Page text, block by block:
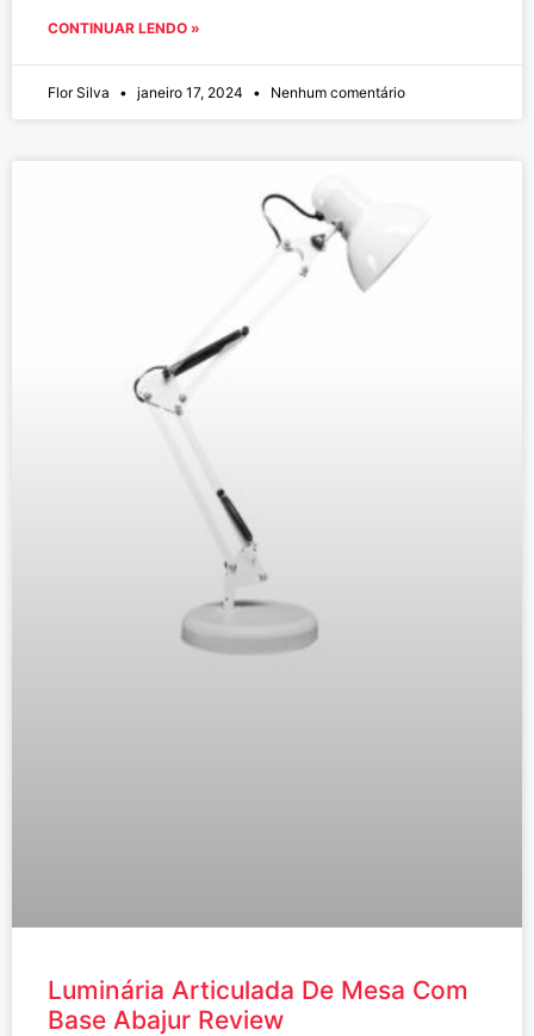
CONTINUAR LENDO »
Flor Silva janeiro 17, 2024 Nenhum comentário
Luminária Articulada De Mesa Com
Base Abajur Review